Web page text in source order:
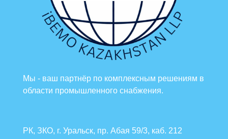
Мы - ваш партнёр по комплексным решениям в
области промышленного снабжения.
РК, ЗКО, г. Уральск, пр. Абая 59/3, каб. 212